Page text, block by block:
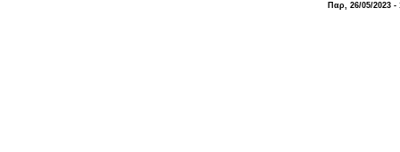
Παρ, 26/05/2023 -